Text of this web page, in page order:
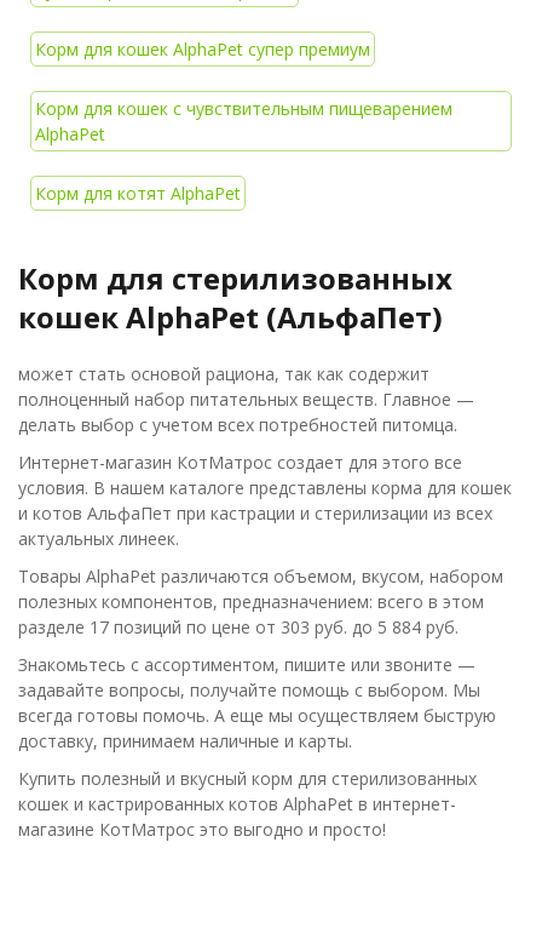
отсюда и выше кучка
из другого пакета того
же вкуса.
Обязательно буду
заказывать еще.
Корм для кошек AlphaPet супер премиум
Корм для кошек с чувствительным пищеварением
AlphaPet
Корм для котят AlphaPet
Корм для стерилизованных
кошек AlphaPet (АльфаПет)
может стать основой рациона, так как содержит
полноценный набор питательных веществ. Главное —
делать выбор с учетом всех потребностей питомца.
Интернет-магазин КотМатрос создает для этого все
условия. В нашем каталоге представлены корма для кошек
и котов АльфаПет при кастрации и стерилизации из всех
актуальных линеек.
Товары AlphaPet различаются объемом, вкусом, набором
полезных компонентов, предназначением: всего в этом
разделе 17 позиций по цене от 303 руб. до 5 884 руб.
Знакомьтесь с ассортиментом, пишите или звоните —
задавайте вопросы, получайте помощь с выбором. Мы
всегда готовы помочь. А еще мы осуществляем быструю
доставку, принимаем наличные и карты.
Купить полезный и вкусный корм для стерилизованных
кошек и кастрированных котов AlphaPet в интернет-
магазине КотМатрос это выгодно и просто!